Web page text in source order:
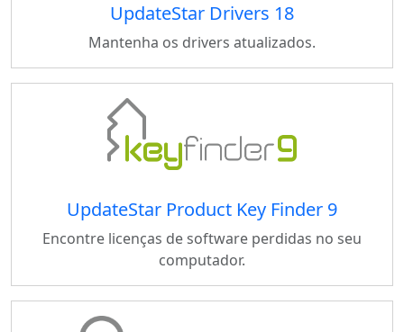
UpdateStar Drivers 18
Mantenha os drivers atualizados.
UpdateStar Product Key Finder 9
Encontre licenças de software perdidas no seu
computador.